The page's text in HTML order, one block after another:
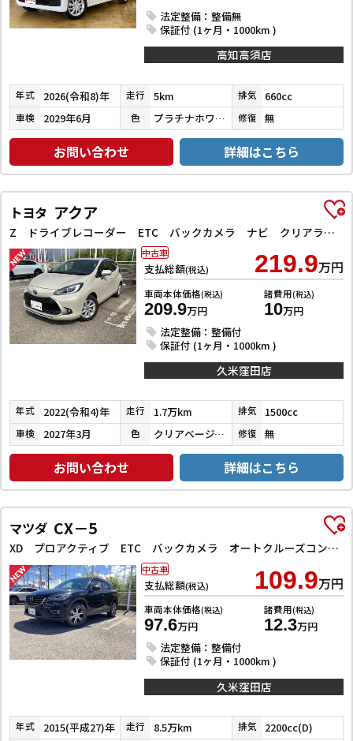
法定整備：整備無
保証付 (1ヶ月・1000km )
高知高須店
年式 2026(令和8)年 走行 5km 排気 660cc
車検 2029年6月 色 プラチナホワイトパール 修復 無
お問い合わせ 詳細はこちら
トヨタ アクア
Z ドライブレコーダー ETC バックカメラ ナビ クリアランスソナー オートクルーズコントロール レーンアシスト 衝突被害軽減システム アルミホイール LEDヘッドランプ スマートキー 電動格納ミラー
支払総額(税込) 219.9万円
車両本体価格(税込)
209.9万円
諸費用(税込)
10万円
法定整備：整備付
保証付 (1ヶ月・1000km )
中古車
久米窪田店
年式 2022(令和4)年 走行 1.7万km 排気 1500cc
車検 2027年3月 色 クリアベージュメタリック 修復 無
お問い合わせ 詳細はこちら
マツダ CX－5
XD プロアクティブ ETC バックカメラ オートクルーズコントロール レーンアシスト 衝突被害軽減システム ナビ オートライト LEDヘッドランプ アルミホイール スマートキー アイドリングストップ 電動格納ミラー AT
支払総額(税込) 109.9万円
車両本体価格(税込)
97.6万円
諸費用(税込)
12.3万円
法定整備：整備付
保証付 (1ヶ月・1000km )
中古車
久米窪田店
年式 2015(平成27)年 走行 8.5万km 排気 2200cc(D)